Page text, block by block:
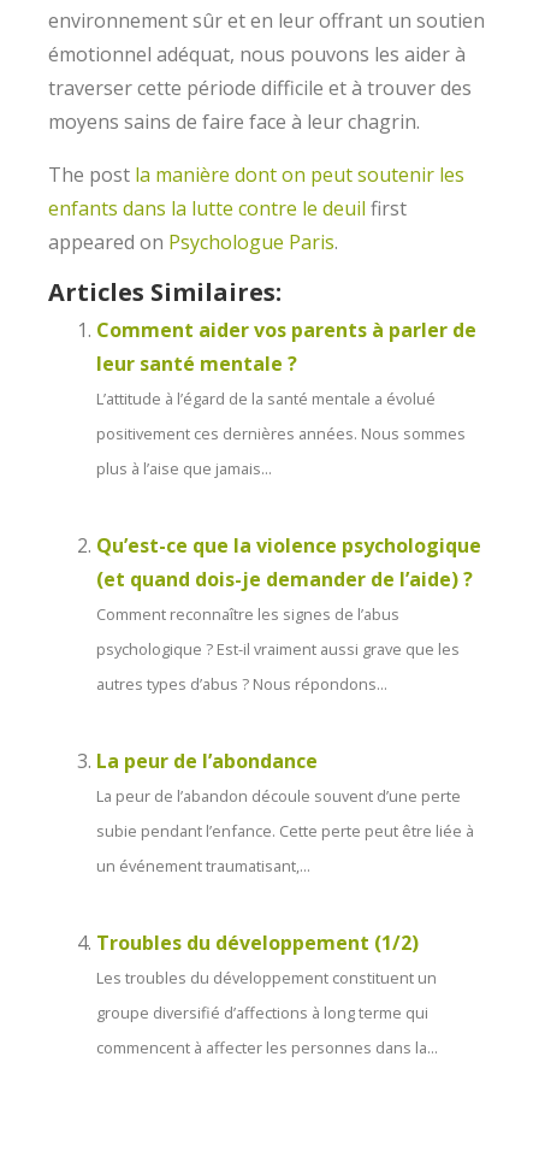
environnement sûr et en leur offrant un soutien
émotionnel adéquat, nous pouvons les aider à
traverser cette période difficile et à trouver des
moyens sains de faire face à leur chagrin.
The post la manière dont on peut soutenir les
enfants dans la lutte contre le deuil first
appeared on Psychologue Paris.
Articles Similaires:
Comment aider vos parents à parler de
leur santé mentale ?
L’attitude à l’égard de la santé mentale a évolué
positivement ces dernières années. Nous sommes
plus à l’aise que jamais...
Qu’est-ce que la violence psychologique
(et quand dois-je demander de l’aide) ?
Comment reconnaître les signes de l’abus
psychologique ? Est-il vraiment aussi grave que les
autres types d’abus ? Nous répondons...
La peur de l’abondance
La peur de l’abandon découle souvent d’une perte
subie pendant l’enfance. Cette perte peut être liée à
un événement traumatisant,...
Troubles du développement (1/2)
Les troubles du développement constituent un
groupe diversifié d’affections à long terme qui
commencent à affecter les personnes dans la...